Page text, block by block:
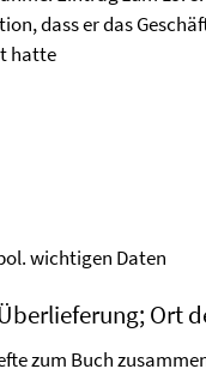
dass er das
hatte
wichtigen Daten
Ort
zum Buch